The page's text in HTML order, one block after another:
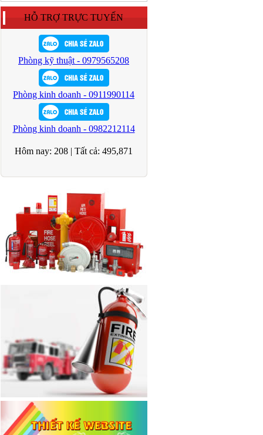
HỖ TRỢ TRỰC TUYẾN
Phòng kỹ thuật - 0979565208
Phòng kinh doanh - 0911990114
Phòng kinh doanh - 0982212114
Hôm nay: 208 | Tất cả: 495,871